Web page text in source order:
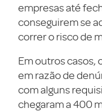
empresas até
conseguirem se
correr o risco de
Em outros casos,
em razão de
com alguns
chegaram a 400